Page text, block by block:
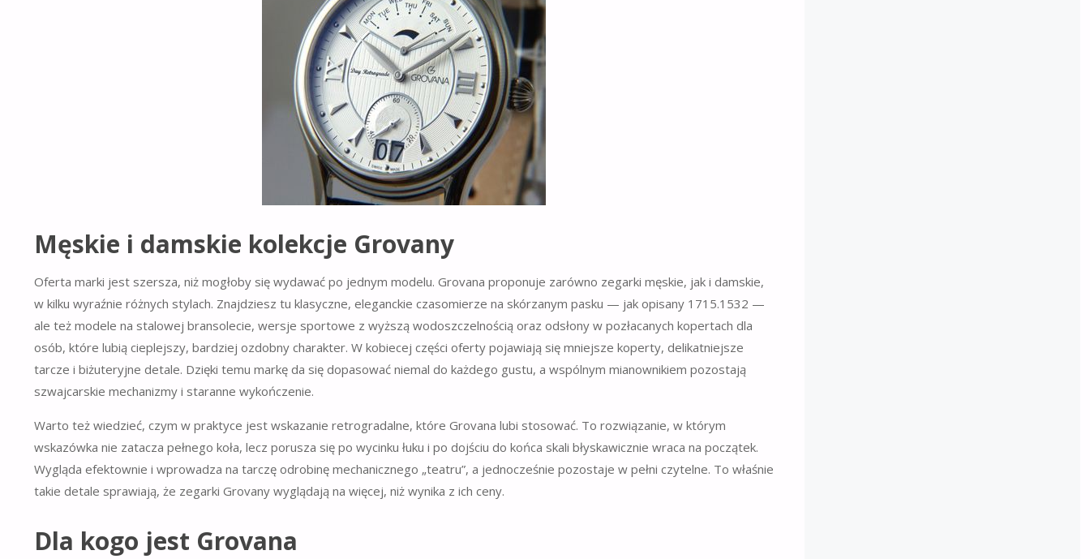
Męskie i damskie kolekcje Grovany
Oferta marki jest szersza, niż mogłoby się wydawać po jednym modelu. Grovana proponuje zarówno zegarki męskie, jak i damskie,
w kilku wyraźnie różnych stylach. Znajdziesz tu klasyczne, eleganckie czasomierze na skórzanym pasku — jak opisany 1715.1532 —
ale też modele na stalowej bransolecie, wersje sportowe z wyższą wodoszczelnością oraz odsłony w pozłacanych kopertach dla
osób, które lubią cieplejszy, bardziej ozdobny charakter. W kobiecej części oferty pojawiają się mniejsze koperty, delikatniejsze
tarcze i biżuteryjne detale. Dzięki temu markę da się dopasować niemal do każdego gustu, a wspólnym mianownikiem pozostają
szwajcarskie mechanizmy i staranne wykończenie.
Warto też wiedzieć, czym w praktyce jest wskazanie retrogradalne, które Grovana lubi stosować. To rozwiązanie, w którym
wskazówka nie zatacza pełnego koła, lecz porusza się po wycinku łuku i po dojściu do końca skali błyskawicznie wraca na początek.
Wygląda efektownie i wprowadza na tarczę odrobinę mechanicznego „teatru”, a jednocześnie pozostaje w pełni czytelne. To właśnie
takie detale sprawiają, że zegarki Grovany wyglądają na więcej, niż wynika z ich ceny.
Dla kogo jest Grovana